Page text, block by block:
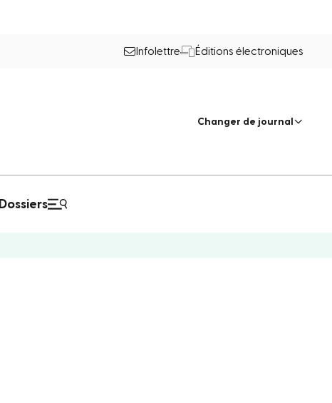
Infolettre Éditions électroniques
Changer de journal
Dossiers